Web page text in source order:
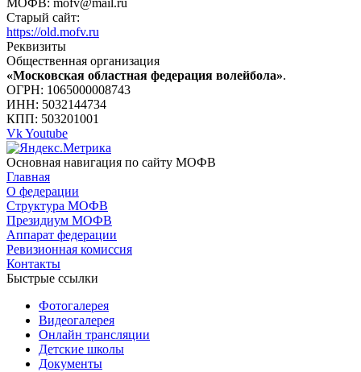
МОФВ: mofv@mail.ru
Старый сайт:
https://old.mofv.ru
Реквизиты
Общественная организация
«Московская областная федерация волейбола».
ОГРН: 1065000008743
ИНН: 5032144734
КПП: 503201001
VkYoutube
Основная навигация по сайту МОФВ
Главная
О федерации
Структура МОФВ
Президиум МОФВ
Аппарат федерации
Ревизионная комиссия
Контакты
Быстрые ссылки
Фотогалерея
Видеогалерея
Онлайн трансляции
Детские школы
Документы